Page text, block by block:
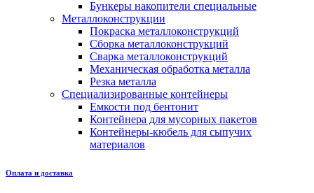
Бункеры накопители специальные
Металлоконструкции
Покраска металлоконструкций
Сборка металлоконструкций
Сварка металлоконструкций
Механическая обработка металла
Резка металла
Специализированные контейнеры
Емкости под бентонит
Контейнера для мусорных пакетов
Контейнеры-кюбель для сыпучих
материалов
Оплата и доставка